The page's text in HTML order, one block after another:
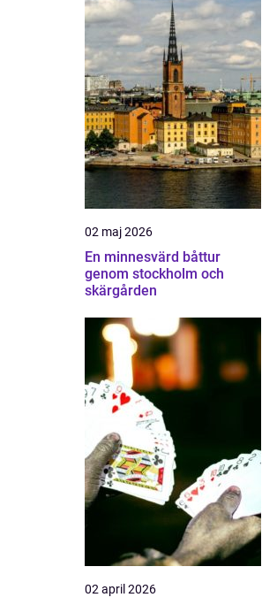
02 maj 2026
En minnesvärd båttur
genom stockholm och
skärgården
02 april 2026